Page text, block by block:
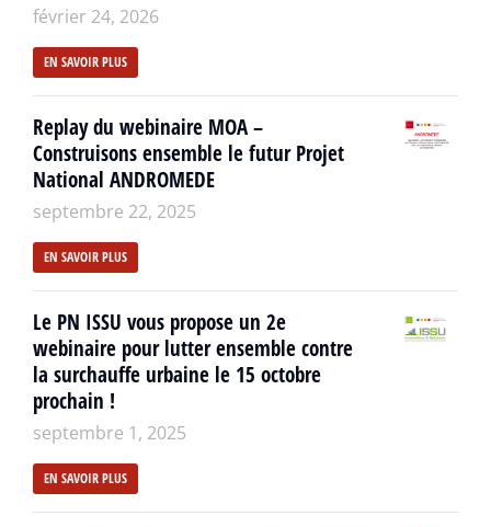
février 24, 2026
EN SAVOIR PLUS
Replay du webinaire MOA –
Construisons ensemble le futur Projet
National ANDROMEDE
septembre 22, 2025
EN SAVOIR PLUS
Le PN ISSU vous propose un 2e
webinaire pour lutter ensemble contre
la surchauffe urbaine le 15 octobre
prochain !
septembre 1, 2025
EN SAVOIR PLUS